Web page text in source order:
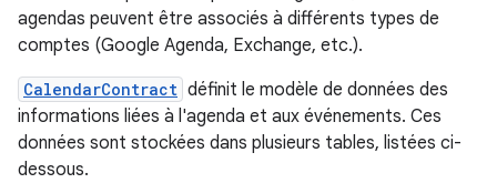
agendas peuvent être associés à différents types de
comptes (Google Agenda, Exchange, etc.).
CalendarContract définit le modèle de données des
informations liées à l'agenda et aux événements. Ces
données sont stockées dans plusieurs tables, listées ci-
dessous.